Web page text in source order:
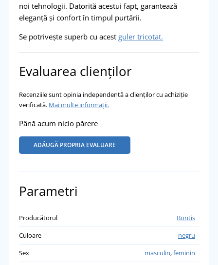
noi tehnologii. Datorită acestui fapt, garantează
eleganță și confort în timpul purtării.
Se potrivește superb cu acest guler tricotat.
Evaluarea clienților
Recenziile sunt opinia independentă a clienților cu achiziție
verificată. Mai multe informații.
Până acum nicio părere
ADĂUGĂ PROPRIA EVALUARE
Parametri
Producătorul
Bontis
Culoare
negru
Sex
masculin,feminin